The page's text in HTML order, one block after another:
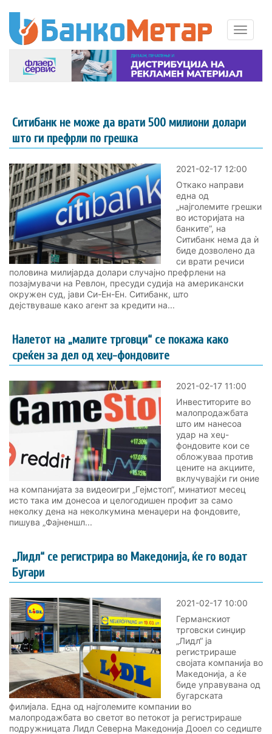
Ситибанк не може да врати 500 милиони долари
што ги префрли по грешка
2021-02-17 12:00
Откако направи
една од
„најголемите грешки
во историјата на
банките“, на
Ситибанк нема да ѝ
биде дозволено да
си врати речиси
половина милијарда долари случајно префрлени на
позајмувачи на Ревлон, пресуди судија на американски
окружен суд, јави Си-Ен-Ен. Ситибанк, што
дејствуваше како агент за кредити на...
Налетот на „малите трговци“ се покажа како
среќен за дел од хеџ-фондовите
2021-02-17 11:00
Инвеститорите во
малопродажбата
што им нанесоа
удар на хеџ-
фондовите кои се
обложуваа против
цените на акциите,
вклучувајќи ги оние
на компанијата за видеоигри „Гејмстоп“, минатиот месец
исто така им донесоа и целогодишен профит за само
неколку дена на неколкумина менаџери на фондовите,
пишува „Фајненшл...
„Лидл“ се регистрира во Македонија, ќе го водат
Бугари
2021-02-17 10:00
Германскиот
трговски синџир
„Лидл“ ја
регистрираше
својата компанија во
Македонија, а ќе
биде управувана од
бугарската
филијала. Една од најголемите компании во
малопродажбата во светот во петокот ја регистрираше
подружницата Лидл Cеверна Македонија Дооел со седиште